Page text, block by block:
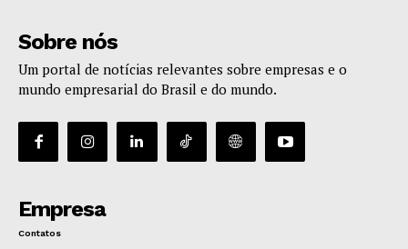
Sobre nós
Um portal de notícias relevantes sobre empresas e o
mundo empresarial do Brasil e do mundo.
Empresa
Contatos